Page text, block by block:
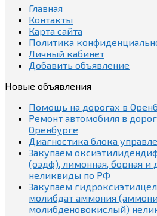
Главная
Контакты
Карта сайта
Политика
Личный кабинет
Добавить объявление
Новые объявления
Помощь на дорогах в
Ремонт автомобиля в
Оренбурге
Диагностика блока
Закупаем
(оэдф), лимонная, борная
неликвиды по РФ
Закупаем
молибдат аммония
молибденовокислый)